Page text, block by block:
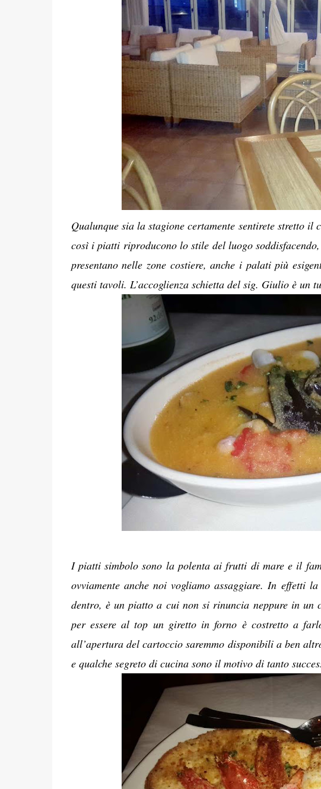
Qualunque sia la stagione certamente sentirete stretto
così i piatti riproducono lo stile del luogo
presentano nelle zone costiere, anche i palati più
questi tavoli. L’accoglienza schietta del sig. Giulio è un
I piatti simbolo sono la polenta ai frutti di mare e il
ovviamente anche noi vogliamo assaggiare. In effetti
dentro, è un piatto a cui non si rinuncia neppure in
per essere al top un giretto in forno è costretto a
all’apertura del cartoccio saremmo disponibili a ben
e qualche segreto di cucina sono il motivo di tanto